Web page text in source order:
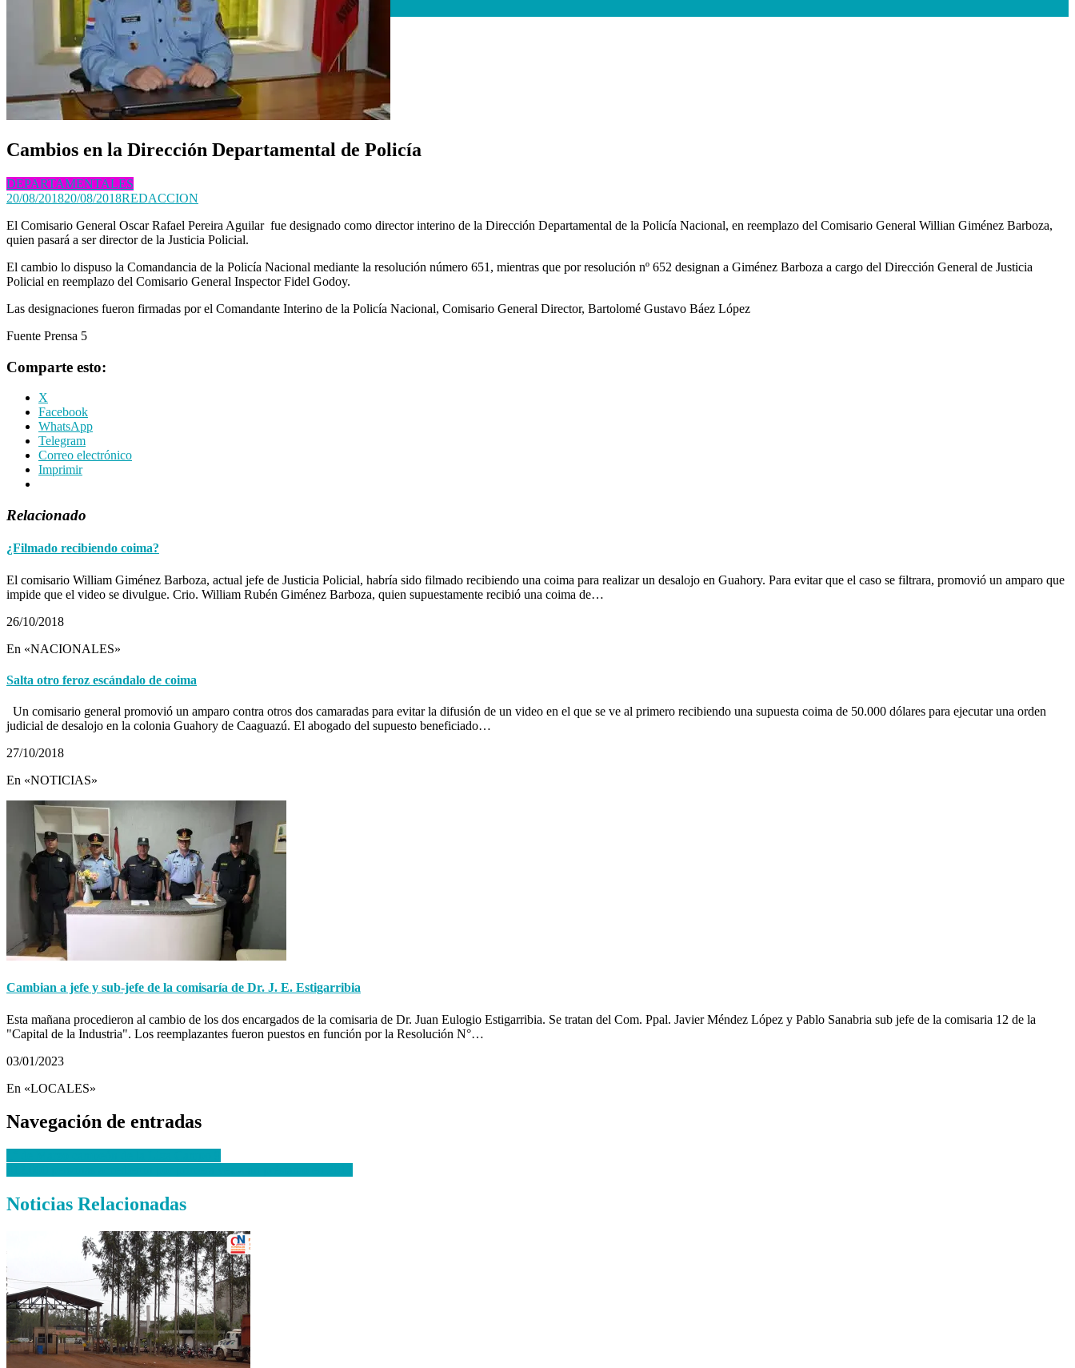
Cambios en la Dirección Departamental de Policía
DEPARTAMENTALES
20/08/201820/08/2018REDACCION
El Comisario General Oscar Rafael Pereira Aguilar fue designado como director interino de la Dirección Departamental de la Policía Nacional, en reemplazo del Comisario General Willian Giménez Barboza,
quien pasará a ser director de la Justicia Policial.
El cambio lo dispuso la Comandancia de la Policía Nacional mediante la resolución número 651, mientras que por resolución nº 652 designan a Giménez Barboza a cargo del Dirección General de Justicia
Policial en reemplazo del Comisario General Inspector Fidel Godoy.
Las designaciones fueron firmadas por el Comandante Interino de la Policía Nacional, Comisario General Director, Bartolomé Gustavo Báez López
Fuente Prensa 5
Comparte esto:
X
Facebook
WhatsApp
Telegram
Correo electrónico
Imprimir
Relacionado
¿Filmado recibiendo coima?
El comisario William Giménez Barboza, actual jefe de Justicia Policial, habría sido filmado recibiendo una coima para realizar un desalojo en Guahory. Para evitar que el caso se filtrara, promovió un amparo que
impide que el video se divulgue. Crio. William Rubén Giménez Barboza, quien supuestamente recibió una coima de…
26/10/2018
En «NACIONALES»
Salta otro feroz escándalo de coima
Un comisario general promovió un amparo contra otros dos camaradas para evitar la difusión de un video en el que se ve al primero recibiendo una supuesta coima de 50.000 dólares para ejecutar una orden
judicial de desalojo en la colonia Guahory de Caaguazú. El abogado del supuesto beneficiado…
27/10/2018
En «NOTICIAS»
Cambian a jefe y sub-jefe de la comisaría de Dr. J. E. Estigarribia
Esta mañana procedieron al cambio de los dos encargados de la comisaria de Dr. Juan Eulogio Estigarribia. Se tratan del Com. Ppal. Javier Méndez López y Pablo Sanabria sub jefe de la comisaria 12 de la
"Capital de la Industria". Los reemplazantes fueron puestos en función por la Resolución N°…
03/01/2023
En «LOCALES»
Navegación de entradas
Noticias Relacionadas